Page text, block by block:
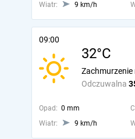
Wiatr:
9 km/h
09:00
32°C
Odczuwalna
Zachmurzenie
Opad: 0 mm
Wiatr:
9 km/h